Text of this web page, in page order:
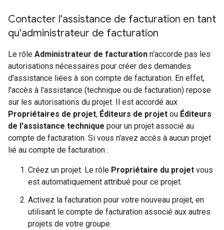
Contacter l'assistance de facturation en tant
qu'administrateur de facturation
Le rôle Administrateur de facturation n'accorde pas les
autorisations nécessaires pour créer des demandes
d'assistance liées à son compte de facturation. En effet,
l'accès à l'assistance (technique ou de facturation) repose
sur les autorisations du projet. Il est accordé aux
Propriétaires de projet, Éditeurs de projet ou Éditeurs
de l'assistance technique pour un projet associé au
compte de facturation. Si vous n'avez accès à aucun projet
lié au compte de facturation :
Créez un projet. Le rôle Propriétaire du projet vous
est automatiquement attribué pour ce projet.
Activez la facturation pour votre nouveau projet, en
utilisant le compte de facturation associé aux autres
projets de votre groupe.